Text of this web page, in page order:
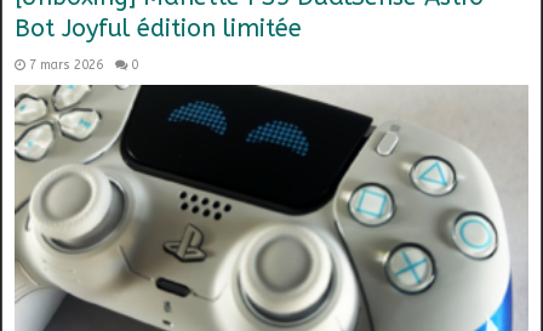
Bot Joyful édition limitée
7 mars 2026 0